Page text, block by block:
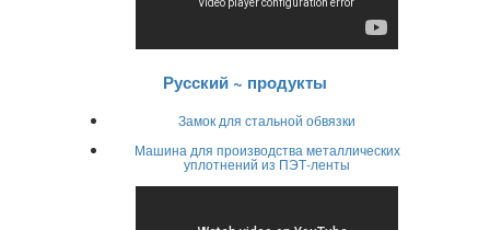
Русский ~ продукты
Замок для стальной обвязки
Машина для производства металлических
уплотнений из ПЭТ-ленты